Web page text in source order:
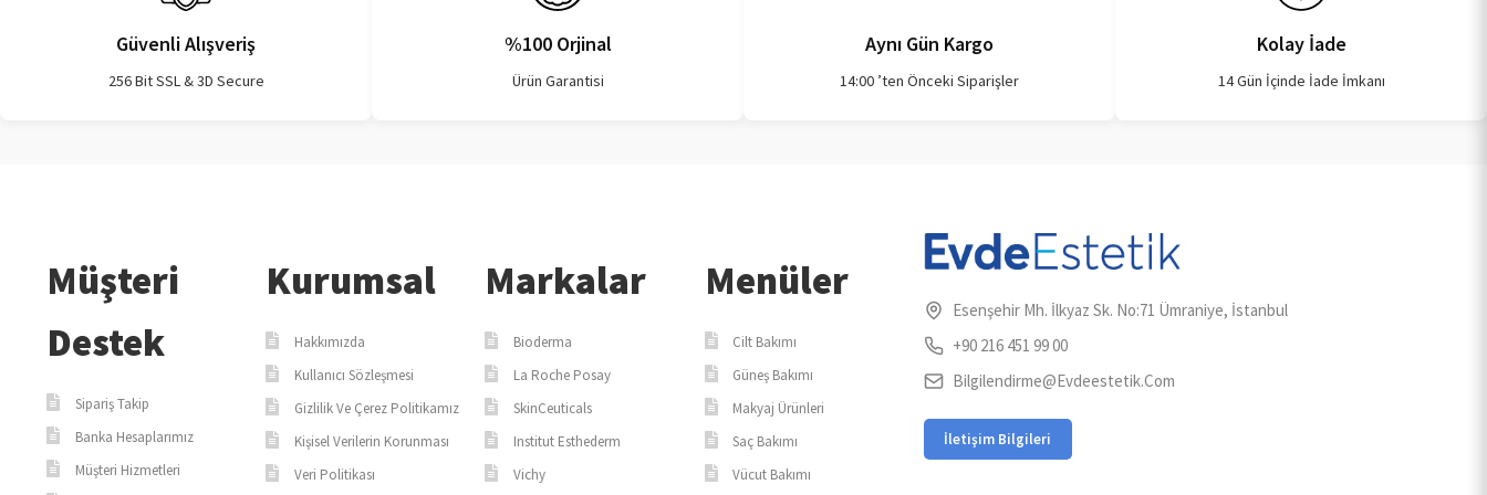
Güvenli Alışveriş
256 Bit SSL & 3D Secure
%100 Orjinal
Ürün Garantisi
Aynı Gün Kargo
14:00 ’ten Önceki Siparişler
Kolay İade
14 Gün İçinde İade İmkanı
Müşteri
Destek
Sipariş Takip
Banka Hesaplarımız
Müşteri Hizmetleri
Kurumsal
Hakkımızda
Kullanıcı Sözleşmesi
Gizlilik Ve Çerez Politikamız
Kişisel Verilerin Korunması
Veri Politikası
Markalar
Bioderma
La Roche Posay
SkinCeuticals
Institut Esthederm
Vichy
Menüler
Cilt Bakımı
Güneş Bakımı
Makyaj Ürünleri
Saç Bakımı
Vücut Bakımı
Esenşehir Mh. İlkyaz Sk. No:71 Ümraniye, İstanbul
+90 216 451 99 00
Bilgilendirme@evdeestetik.com
İletişim Bilgileri